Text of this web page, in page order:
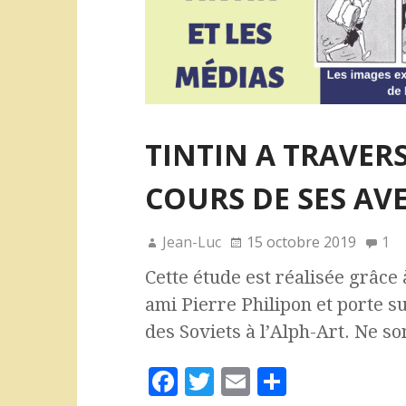
TINTIN A
COURS DE SES
Jean-Luc 15 octobre 2019 1
Cette étude est réalisée
ami Pierre Philipon et porte
des Soviets à l’Alph-Art. Ne
F T E P